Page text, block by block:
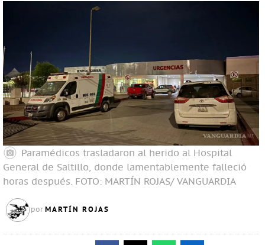
Paramédicos trasladaron al herido al Hospital
General de Saltillo, donde lamentablemente falleció
horas después. FOTO: MARTÍN ROJAS/ VANGUARDIA
por MARTÍN ROJAS